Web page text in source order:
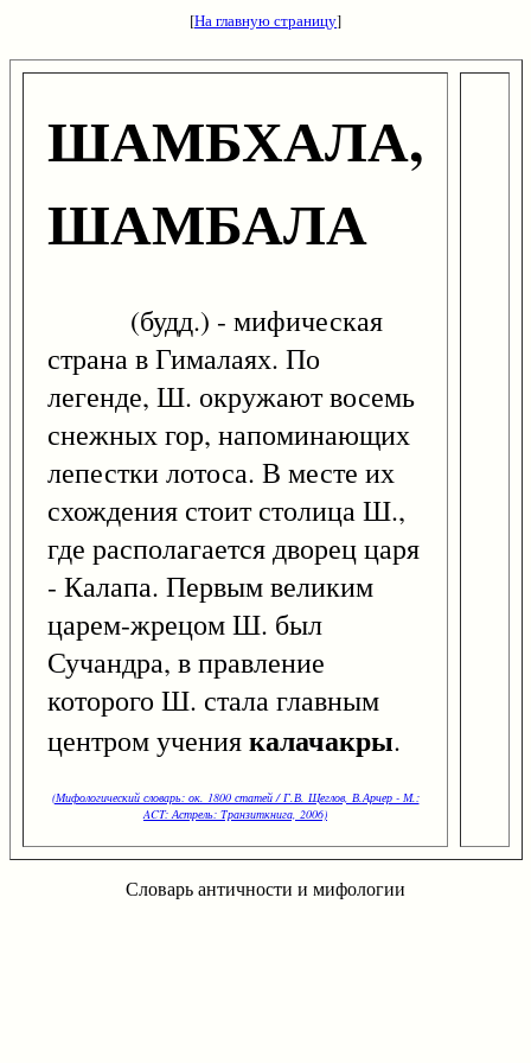
[На главную страницу]
ШАМБХАЛА,
ШАМБАЛА
(будд.) - мифическая
страна в Гималаях. По
легенде, Ш. окружают восемь
снежных гор, напоминающих
лепестки лотоса. В месте их
схождения стоит столица Ш.,
где располагается дворец царя
- Калапа. Первым великим
царем-жрецом Ш. был
Сучандра, в правление
которого Ш. стала главным
центром учениякалачакры.
(Мифологический словарь: ок. 1800 статей / Г.В. Щеглов, В.Арчер - М.:
ACT: Астрель: Транзиткнига, 2006)
Словарь античности и мифологии